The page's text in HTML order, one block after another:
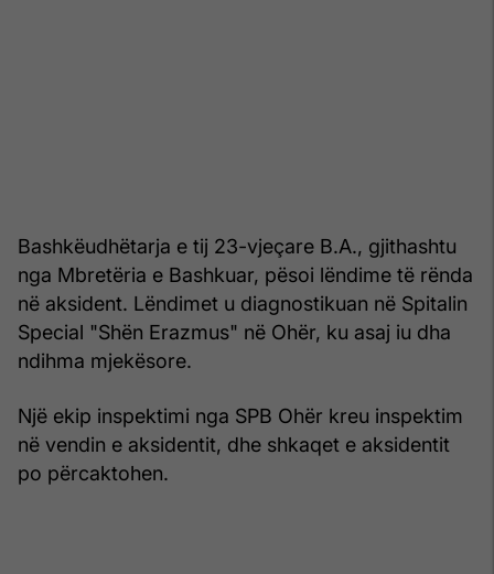
Bashkëudhëtarja e tij 23-vjeçare B.A., gjithashtu
nga Mbretëria e Bashkuar, pësoi lëndime të rënda
në aksident. Lëndimet u diagnostikuan në Spitalin
Special "Shën Erazmus" në Ohër, ku asaj iu dha
ndihma mjekësore.
Një ekip inspektimi nga SPB Ohër kreu inspektim
në vendin e aksidentit, dhe shkaqet e aksidentit
po përcaktohen.